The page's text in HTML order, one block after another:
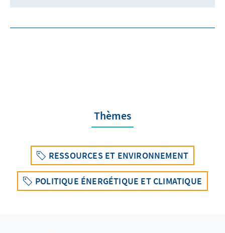
Thèmes
RESSOURCES ET ENVIRONNEMENT
POLITIQUE ÉNERGÉTIQUE ET CLIMATIQUE